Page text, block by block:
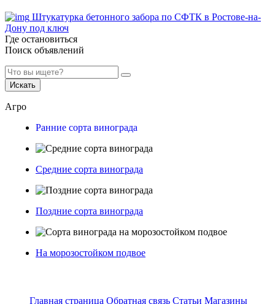
Штукатурка бетонного забора по СФТК в Ростове-на-
Дону под ключ
Где остановиться
Поиск объявлений
Искать
Агро
Ранние сорта винограда
Средние сорта винограда
Поздние сорта винограда
На морозостойком подвое
Главная страница Обратная связь Статьи Магазины